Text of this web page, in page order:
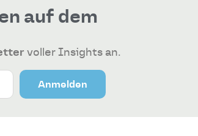
auf dem
voller Insights an.
Anmelden